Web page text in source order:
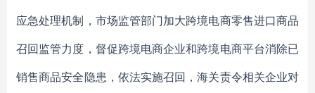
应急处理机制，市场监管部门加大跨境电商零售进口商品
召回监管力度，督促跨境电商企业和跨境电商平台消除已
销售商品安全隐患，依法实施召回，海关责令相关企业对